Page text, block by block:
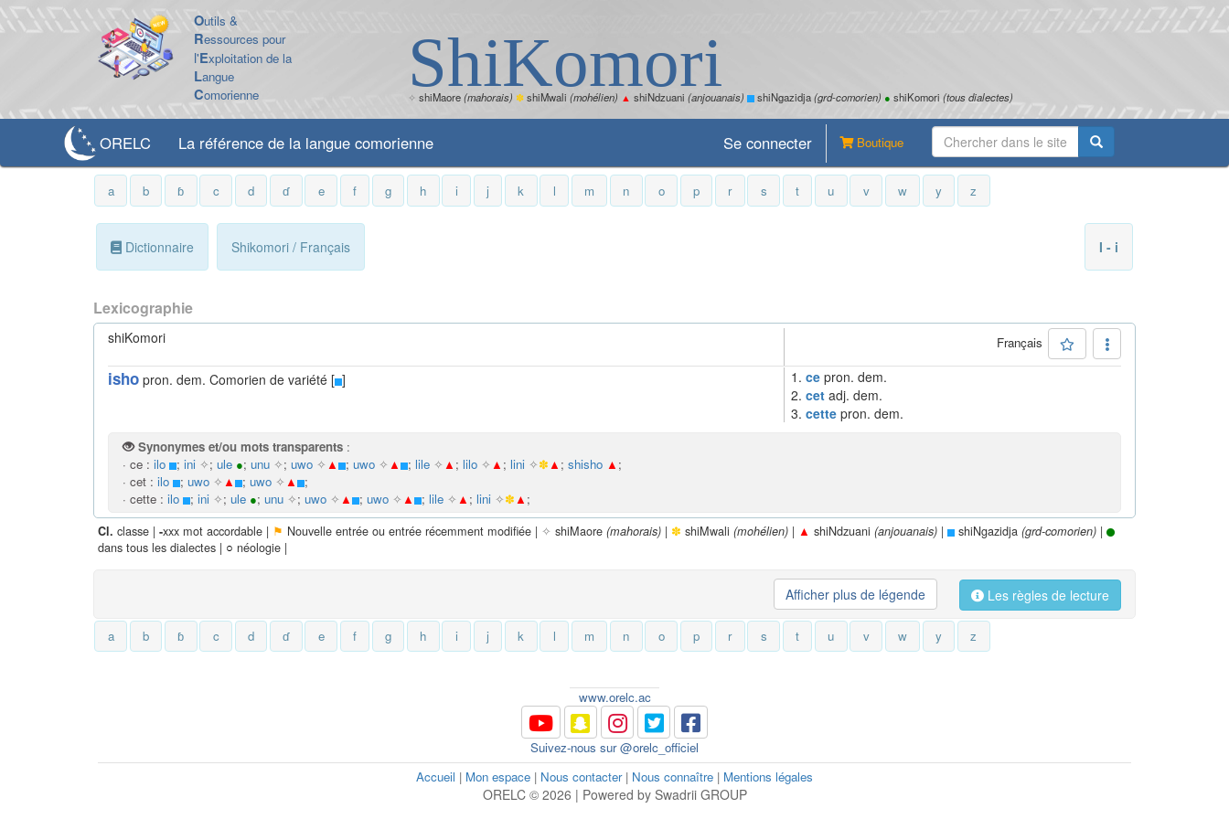
Outils &
Ressources pour
l'Exploitation de la
Langue
Comorienne ShiKomori
✧ shiMaore(mahorais) ✽shiMwali (mohélien) ▲ shiNdzuani (anjouanais) shiNgazidja(grd-comorien) ● shiKomori (tous dialectes)
ORELC La référence de la langue comorienne Boutique
Se connecter
a b ɓ c d ɗ e f g h i j k l m n o p r s t u v w y z
Dictionnaire Shikomori / Français I - i
Lexicographie
shiKomori Français
isho pron. dem. Comorien de variété [ ] 1. ce pron. dem.
2. cet adj. dem.
3. cette pron. dem.
Synonymes et/ou mots transparents :
· ce : ilo ; ini ✧; ule ●; unu ✧; uwo ✧ ▲ ; uwo ✧ ▲ ; lile ✧ ▲ ; lilo ✧ ▲ ; lini ✧✽ ▲ ; shisho ▲ ;
· cet : ilo ; uwo ✧ ▲ ; uwo ✧ ▲
;
· cette : ilo ; ini ✧; ule ●; unu ✧; uwo ✧ ▲ ; uwo ✧ ▲ ; lile ✧ ▲ ; lini ✧✽ ▲ ;
Cl. classe | -xxx mot accordable | ⚑ Nouvelle entrée ou entrée récemment modifiée | ✧ shiMaore (mahorais) | ✽ shiMwali (mohélien) | ▲ shiNdzuani (anjouanais) | shiNgazidja (grd-comorien) |
dans tous les dialectes | ○ néologie |
Les règles de lecture
Afficher plus de légende
a b ɓ c d ɗ e f g h i j k l m n o p r s t u v w y z
www.orelc.ac
Suivez-nous sur @orelc_officiel
Accueil | Mon espace | Nous contacter| Nous connaître | Mentions légales
ORELC © 2026 | Powered by Swadrii GROUP